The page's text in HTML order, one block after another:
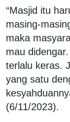
“Masjid itu
masing-
maka
mau
terlalu keras.
yang satu
(6/11/2023).